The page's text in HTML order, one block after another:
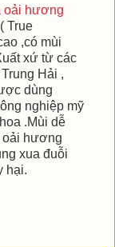
oải hương
True
,có mùi
xứ từ các
Hải ,
dùng
nghiệp mỹ
.Mùi dễ
oải hương
xua đuỗi
hại.